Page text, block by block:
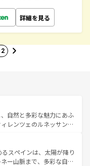
詳細を見る
自然と多彩な魅力にあふ
レンツェのルネッサンス
景やアマルフィ海岸の絶
観光の合間には、本場の
ア料理を堪能することも
スペインは、太陽が降り
ー山脈まで、多彩な自然